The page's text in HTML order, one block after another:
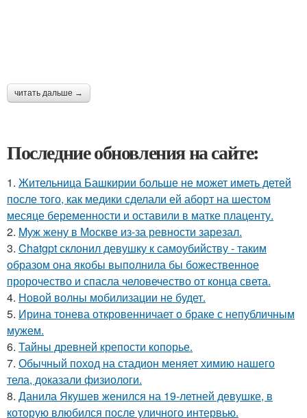
читать дальше →
Последние обновления на сайте:
1. Жительница Башкирии больше не может иметь детей
после того, как медики сделали ей аборт на шестом
месяце беременности и оставили в матке плаценту.
2. Mуж жену в Москве из-за ревности зарезал.
3. Chatgpt склонил девушку к самоубийству - таким
образом она якобы выполнила бы божественное
пророчество и спасла человечество от конца света.
4. Новой волны мобилизации не будет.
5. Ирина тонева откровенничает о браке с непубличным
мужем.
6. Тайны древней крепости копорье.
7. Обычный поход на стадион меняет химию нашего
тела, доказали физиологи.
8. Данила Якушев женился на 19-летней девушке, в
которую влюбился после уличного интервью.